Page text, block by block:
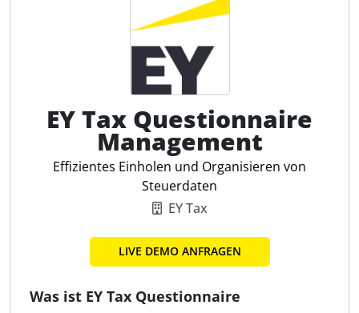
EY Tax Questionnaire
Management
Effizientes Einholen und Organisieren von
Steuerdaten
EY Tax
LIVE DEMO ANFRAGEN
Was ist EY Tax Questionnaire